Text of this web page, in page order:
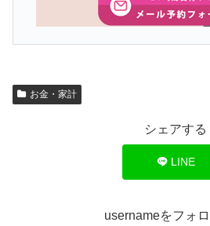
お金・家計
シェアする
LINE
usernameをフォ